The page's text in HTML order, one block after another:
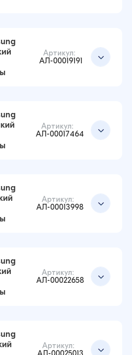
Добавить в корзину
S25 FE Ультратонкий
камеры
Добавить в корзину
S25 Ultra Ультратонкий
камеры
Артикул:
АЛ-00019191
S22 Ультратонкий силикон
(Прозрачный)
Добавить в корзину
Артикул:
АЛ-00017464
S21+ Ультратонкий
камеры
Артикул:
АЛ-00013998
Артикул:
АЛ-00022658
Артикул:
АЛ-00025013